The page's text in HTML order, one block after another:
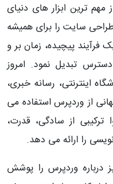
ترین ابزار های دنیای
سایت را برای همیشه
پیچیده، زمان‌ بر و
تبدیل نمود. امروز
اینترنتی، رسانه خبری،
از وردپرس استفاده می‌
ترکیبی از سادگی، قدرت،
را ارائه می‌ دهد.
درباره وردپرس را پوشش